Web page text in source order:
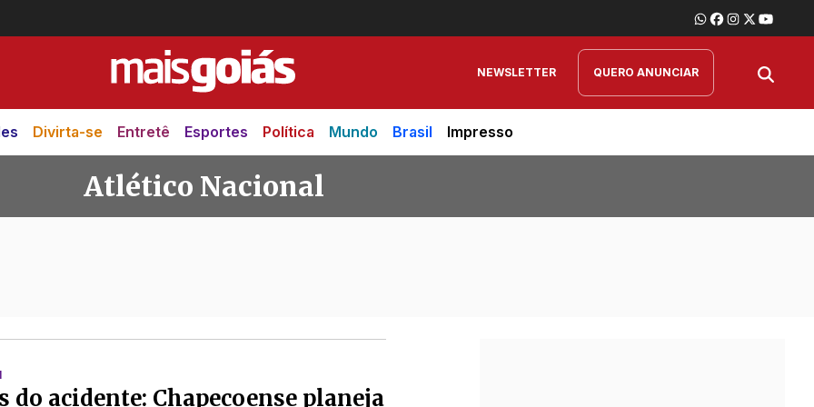
NEWSLETTER QUERO ANUNCIAR
Divirta-se Entretê Esportes Política Mundo Brasil Impresso
Atlético Nacional
do acidente: Chapecoense planeja